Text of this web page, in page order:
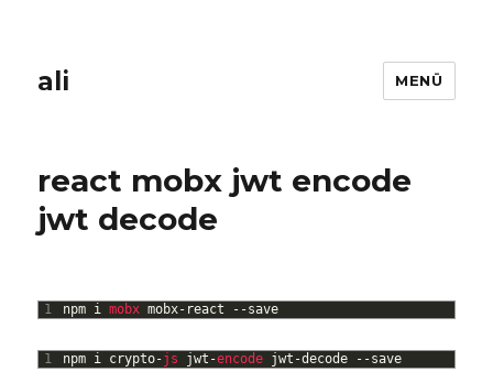
ali MENÜ
react mobx jwt encode
jwt decode
1 npm i mobx mobx- react --save
1 npm i crypto-js jwt -encode jwt -decode --save